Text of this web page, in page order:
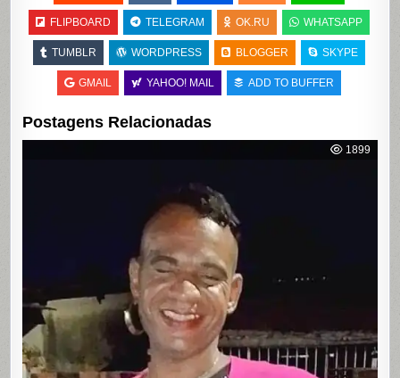
FLIPBOARD TELEGRAM OK.RU WHATSAPP
TUMBLR WORDPRESS BLOGGER SKYPE
GMAIL YAHOO! MAIL ADD TO BUFFER
Postagens Relacionadas
1899